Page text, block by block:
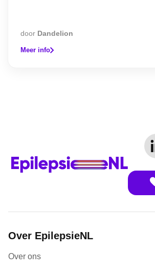
door Dandelion
Meer info
Over EpilepsieNL
Over ons